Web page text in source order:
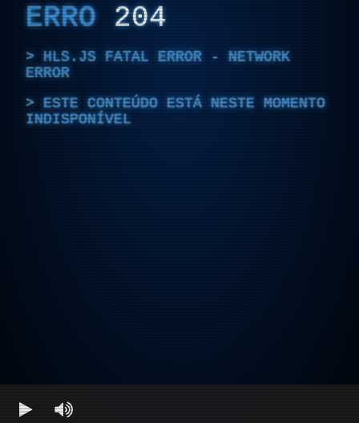
ERRO 204
HLS.JS FATAL ERROR - NETWORK
ERROR
ESTE CONTEÚDO ESTÁ NESTE MOMENTO
INDISPONÍVEL